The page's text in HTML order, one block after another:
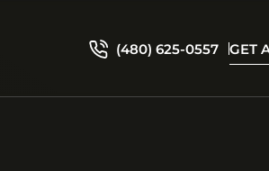
(480) 625-0557 GET